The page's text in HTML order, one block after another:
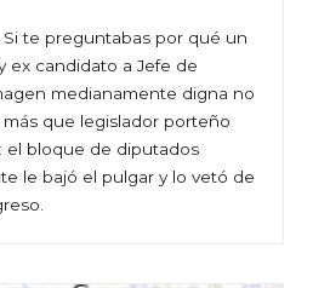
Si te preguntabas por qué un
ex candidato a Jefe de
medianamente digna no
que legislador porteño
el bloque de diputados
le bajó el pulgar y lo vetó de